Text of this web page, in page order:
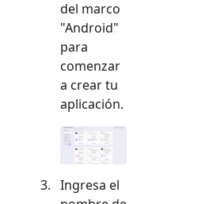
del marco
"Android"
para
comenzar
a crear tu
aplicación.
Ingresa el